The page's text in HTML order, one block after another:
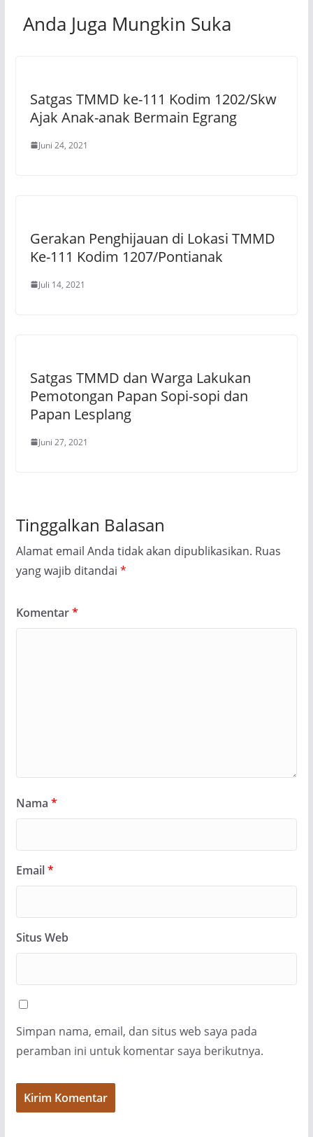
Anda Juga Mungkin Suka
Satgas TMMD ke-111 Kodim 1202/Skw
Ajak Anak-anak Bermain Egrang
Juni 24, 2021
Gerakan Penghijauan di Lokasi TMMD
Ke-111 Kodim 1207/Pontianak
Juli 14, 2021
Satgas TMMD dan Warga Lakukan
Pemotongan Papan Sopi-sopi dan
Papan Lesplang
Juni 27, 2021
Tinggalkan Balasan
Alamat email Anda tidak akan dipublikasikan. Ruas
yang wajib ditandai *
Komentar*
Nama *
Email*
Situs Web
Simpan nama, email, dan situs web saya pada
peramban ini untuk komentar saya berikutnya.